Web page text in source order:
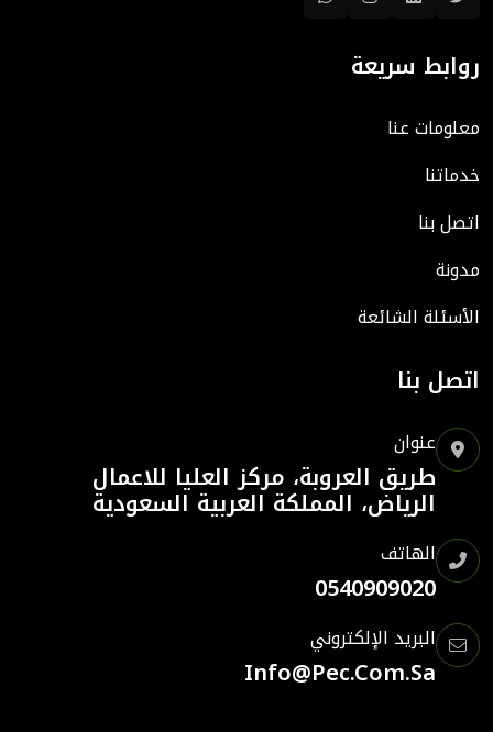
روابط سريعة
معلومات عنا
خدماتنا
اتصل بنا
مدونة
الأسئلة الشائعة
اتصل بنا
عنوان
طريق العروبة، مركز العليا للاعمال
الرياض، المملكة العربية السعودية
الهاتف
0540909020
البريد الإلكتروني
Info@pec.com.sa